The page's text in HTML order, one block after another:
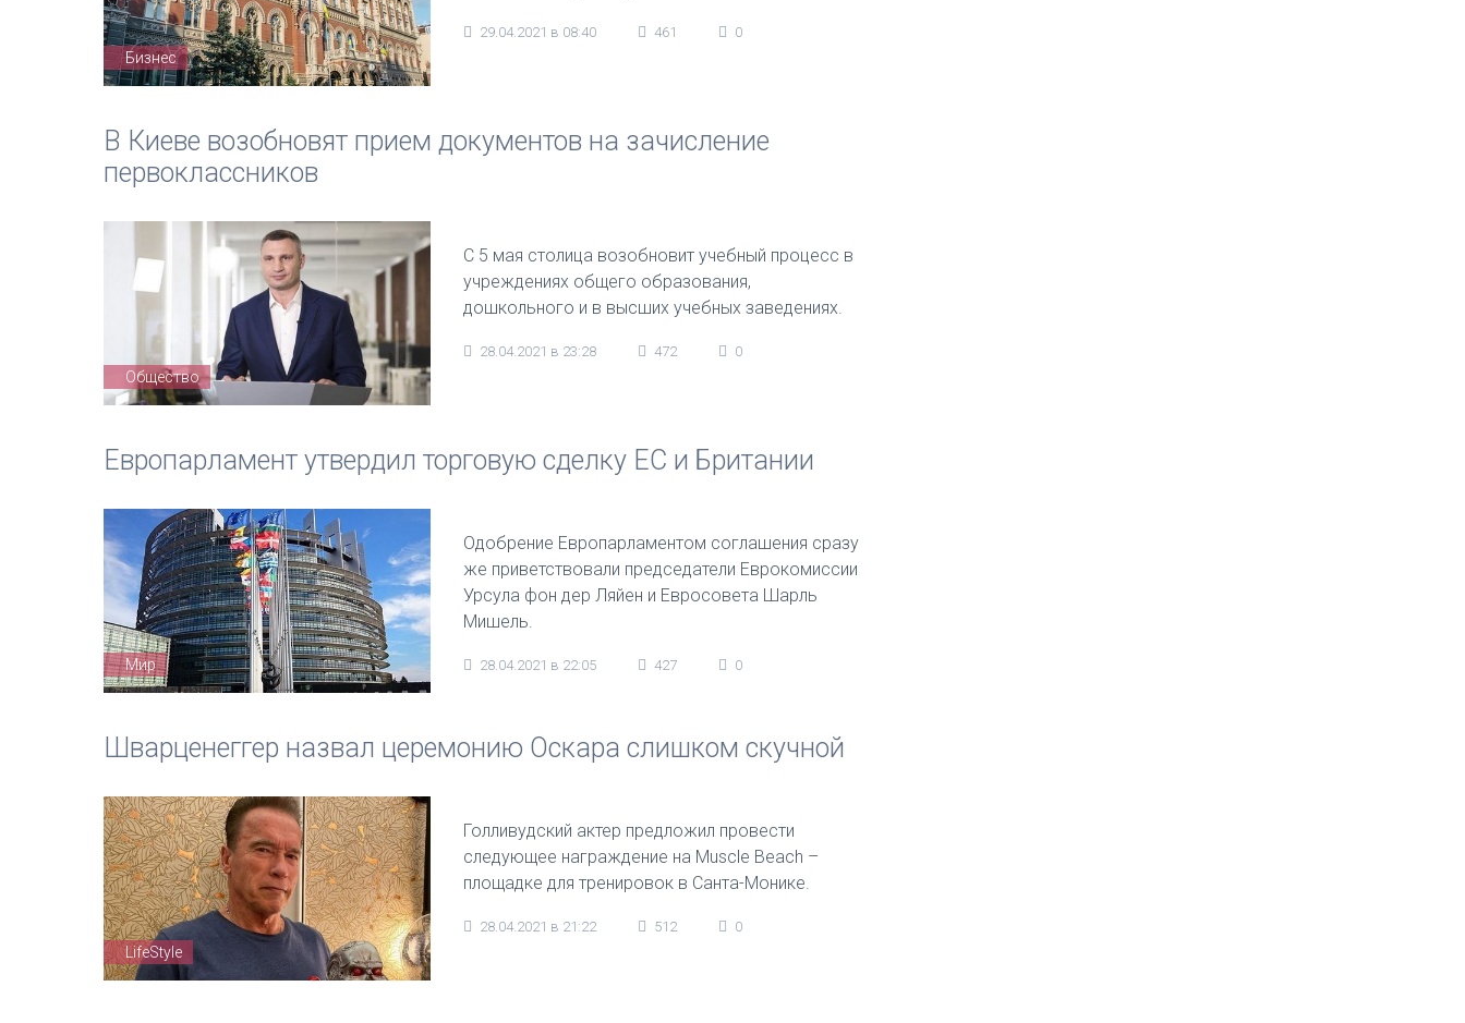
Бизнес
29.04.2021 в 08:40 461 0
В Киеве возобновят прием документов на зачисление
первоклассников
Общество
С 5 мая столица возобновит учебный процесс в
учреждениях общего образования,
дошкольного и в высших учебных заведениях.
28.04.2021 в 23:28 472 0
Европарламент утвердил торговую сделку ЕС и Британии
Мир
Одобрение Европарламентом соглашения сразу
же приветствовали председатели Еврокомиссии
Урсула фон дер Ляйен и Евросовета Шарль
Мишель.
28.04.2021 в 22:05 427 0
Шварценеггер назвал церемонию Оскара слишком скучной
LifeStyle
Голливудский актер предложил провести
следующее награждение на Muscle Beach –
площадке для тренировок в Санта-Монике.
28.04.2021 в 21:22 512 0